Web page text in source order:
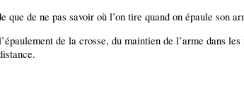
que de ne pas savoir où l’on tire quand on épaule son
de la crosse, du maintien de l’arme dans